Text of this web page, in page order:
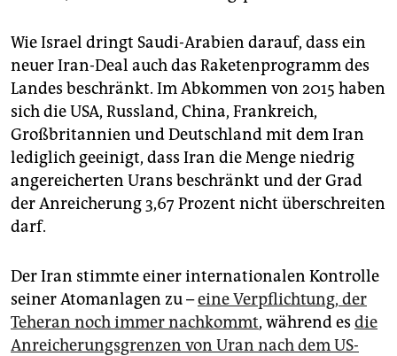
Wie Israel dringt Saudi-Arabien darauf, dass ein
neuer Iran-Deal auch das Raketenprogramm des
Landes beschränkt. Im Abkommen von 2015 haben
sich die USA, Russland, China, Frankreich,
Großbritannien und Deutschland mit dem Iran
lediglich geeinigt, dass Iran die Menge niedrig
angereicherten Urans beschränkt und der Grad
der Anreicherung 3,67 Prozent nicht überschreiten
darf.
Der Iran stimmte einer internationalen Kontrolle
seiner Atomanlagen zu –eine Verpflichtung, der
Teheran noch immer nachkommt, während es die
Anreicherungsgrenzen von Uran nach dem US-